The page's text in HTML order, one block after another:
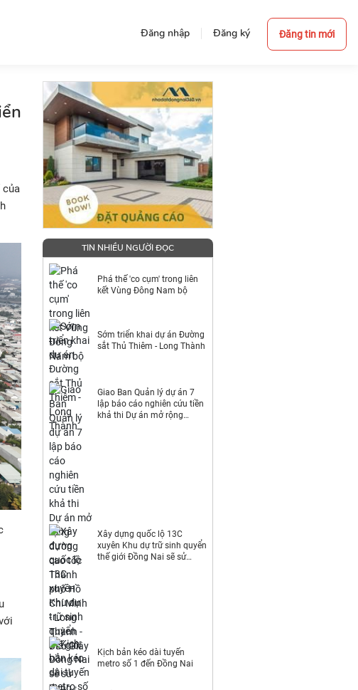
Đăng nhập Đăng ký Đăng tin mới
của
TIN NHIỀU NGƯỜI ĐỌC
Phá thế 'co cụm' trong liên
kết Vùng Đông Nam bộ
Sớm triển khai dự án Đường
sắt Thủ Thiêm - Long Thành
Giao Ban Quản lý dự án 7
lập báo cáo nghiên cứu tiền
khả thi Dự án mở rộng
Xây dựng quốc lộ 13C
xuyên Khu dự trữ sinh quyển
thế giới Đồng Nai sẽ sử
Kịch bản kéo dài tuyến
metro số 1 đến Đồng Nai